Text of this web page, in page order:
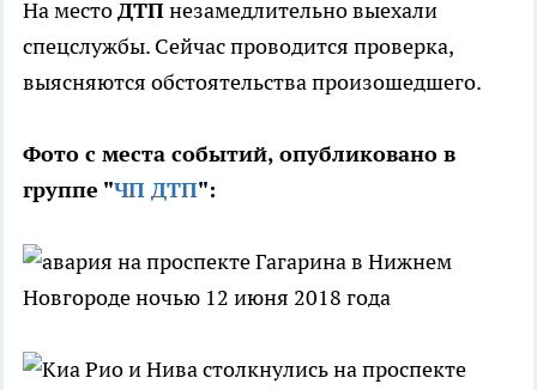
На местоДТПнезамедлительно выехали
спецслужбы. Сейчас проводится проверка,
выясняются обстоятельства произошедшего.
Фото с места событий, опубликовано в
группе "ЧП ДТП":